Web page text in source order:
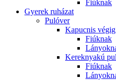
Fiúknak
Gyerek ruházat
Pulóver
Kapucnis
Fiúknak
Kereknyakú
Fiúknak